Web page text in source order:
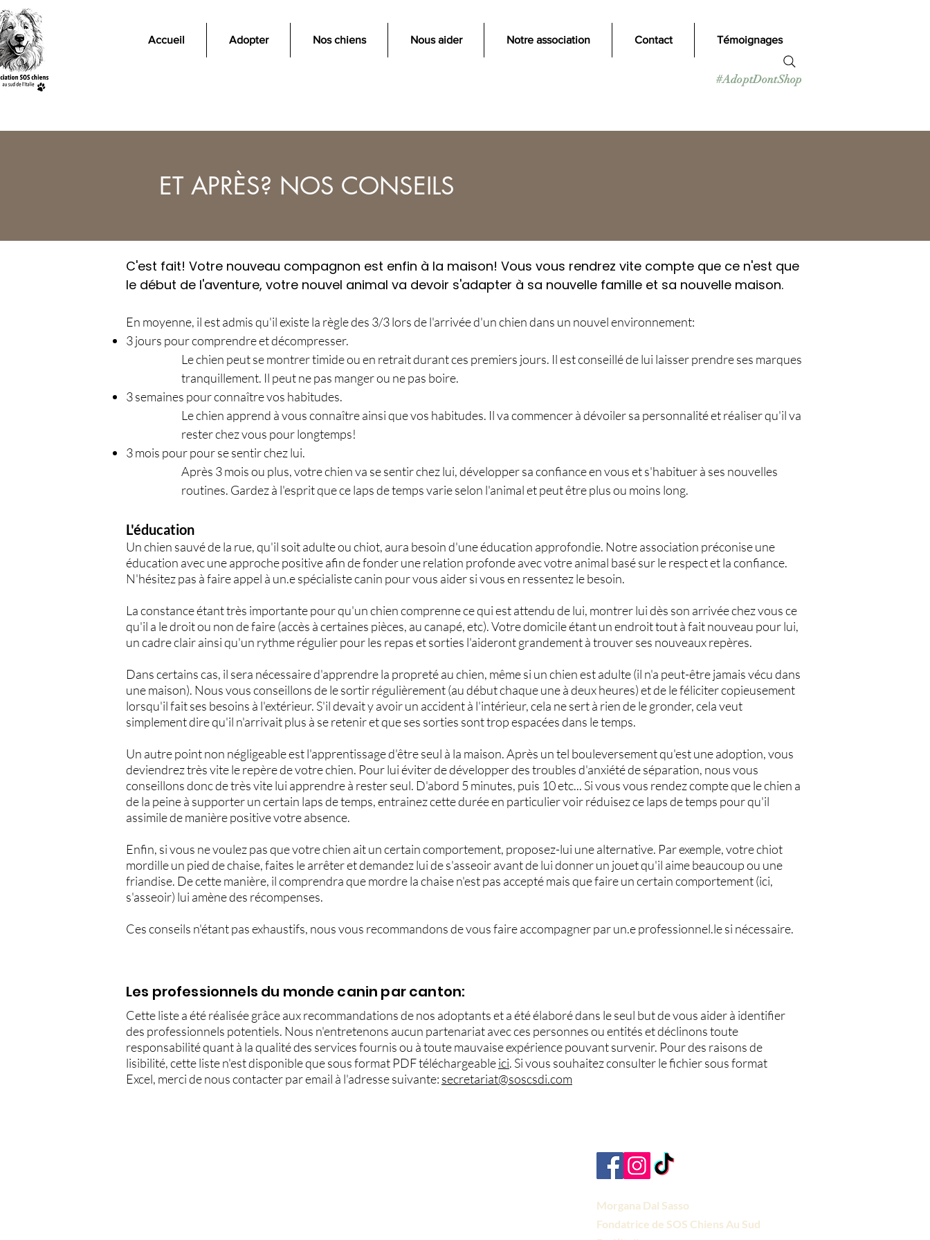
Accueil Adopter Nos chiens Nous aider Notre association Contact Témoignages
#AdoptDontShop
ET APRÈS? NOS CONSEILS
C'est fait! Votre nouveau compagnon est enfin à la maison! Vous vous rendrez vite compte que ce n'est que
le début de l'aventure, votre nouvel animal va devoir s'adapter à sa nouvelle famille et sa nouvelle maison.
En moyenne, il est admis qu'il existe la règle des 3/3 lors de l'arrivée d'un chien dans un nouvel environnement:
3 jours pour comprendre et décompresser.
Le chien peut se montrer timide ou en retrait durant ces premiers jours. Il est conseillé de lui laisser prendre ses marques
tranquillement. Il peut ne pas manger ou ne pas boire.
3 semaines pour connaître vos habitudes.
Le chien apprend à vous connaître ainsi que vos habitudes. Il va commencer à dévoiler sa personnalité et réaliser qu'il va
rester chez vous pour longtemps!
3 mois pour pour se sentir chez lui.
Après 3 mois ou plus, votre chien va se sentir chez lui, développer sa confiance en vous et s'habituer à ses nouvelles
routines. Gardez à l'esprit que ce laps de temps varie selon l'animal et peut être plus ou moins long.​
L'éducation
Un chien sauvé de la rue, qu'il soit adulte ou chiot, aura besoin d'une éducation approfondie. Notre association préconise une
éducation avec une approche positive afin de fonder une relation profonde avec votre animal basé sur le respect et la confiance.
N'hésitez pas à faire appel à un.e spécialiste canin pour vous aider si vous en ressentez le besoin.
La constance étant très importante pour qu'un chien comprenne ce qui est attendu de lui, montrer lui dès son arrivée chez vous ce
qu'il a le droit ou non de faire (accès à certaines pièces, au canapé, etc). Votre domicile étant un endroit tout à fait nouveau pour lui,
un cadre clair ainsi qu'un rythme régulier pour les repas et sorties l'aideront grandement à trouver ses nouveaux repères.
Dans certains cas, il sera nécessaire d'apprendre la propreté au chien, même si un chien est adulte (il n'a peut-être jamais vécu dans
une maison). Nous vous conseillons de le sortir régulièrement (au début chaque une à deux heures) et de le féliciter copieusement
lorsqu'il fait ses besoins à l'extérieur. S'il devait y avoir un accident à l'intérieur, cela ne sert à rien de le gronder, cela veut
simplement dire qu'il n'arrivait plus à se retenir et que ses sorties sont trop espacées dans le temps.
Un autre point non négligeable est l'apprentissage d'être seul à la maison. Après un tel bouleversement qu'est une adoption, vous
deviendrez très vite le repère de votre chien. Pour lui éviter de développer des troubles d'anxiété de séparation, nous vous
conseillons donc de très vite lui apprendre à rester seul. D'abord 5 minutes, puis 10 etc... Si vous vous rendez compte que le chien a
de la peine à supporter un certain laps de temps, entrainez cette durée en particulier voir réduisez ce laps de temps pour qu'il
assimile de manière positive votre absence.
Enfin, si vous ne voulez pas que votre chien ait un certain comportement, proposez-lui une alternative. Par exemple, votre chiot
mordille un pied de chaise, faites le arrêter et demandez lui de s'asseoir avant de lui donner un jouet qu'il aime beaucoup ou une
friandise. De cette manière, il comprendra que mordre la chaise n'est pas accepté mais que faire un certain comportement (ici,
s'asseoir) lui amène des récompenses.
Ces conseils n'étant pas exhaustifs, nous vous recommandons de vous faire accompagner par un.e professionnel.le si nécessaire.
Les professionnels du monde canin par canton:
Cette liste a été réalisée grâce aux recommandations de nos adoptants et a été élaboré dans le seul but de vous aider à identifier
des professionnels potentiels. Nous n'entretenons aucun partenariat avec ces personnes ou entités et déclinons toute
responsabilité quant à la qualité des services fournis ou à toute mauvaise expérience pouvant survenir. Pour des raisons de
lisibilité, cette liste n'est disponible que sous format PDF téléchargeableici. Si vous souhaitez consulter le fichier sous format
Excel, merci de nous contacter par email à l'adresse suivante: secretariat@soscsdi.com
Morgana Dal Sasso
Fondatrice de SOS Chiens Au Sud